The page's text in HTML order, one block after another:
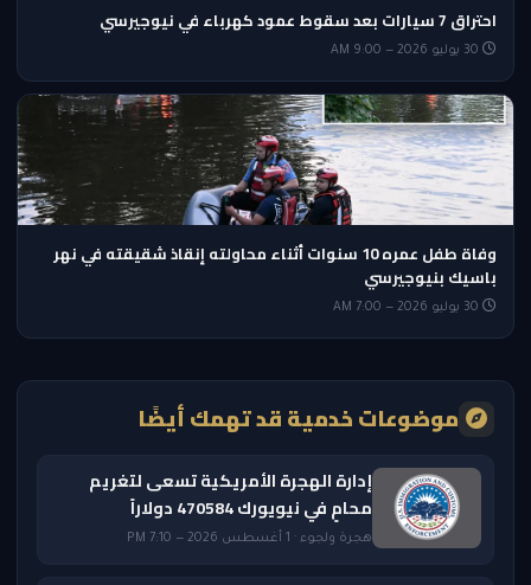
احتراق 7 سيارات بعد سقوط عمود كهرباء في نيوجيرسي
وفاة طفل عمره 10 سنوات أثناء محاولته إنقاذ شقيقته في نهر
باسيك بنيوجيرسي
موضوعات خدمية قد تهمك أيضًا
إدارة الهجرة الأمريكية تسعى لتغريم
محامٍ في نيويورك 470584 دولاراً
هجرة ولجوء · 1 أغسطس 2026 — 7:10 PM